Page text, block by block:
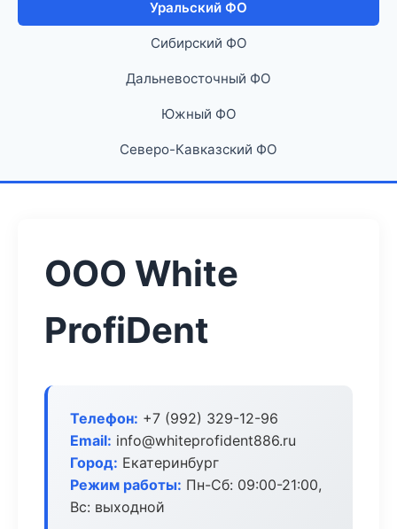
Уральский ФО
Сибирский ФО
Дальневосточный ФО
Южный ФО
Северо-Кавказский ФО
ООО White
ProfiDent
Телефон: +7 (992) 329-12-96
Email: info@whiteprofident886.ru
Город: Екатеринбург
Режим работы: Пн-Сб: 09:00-21:00,
Вс: выходной